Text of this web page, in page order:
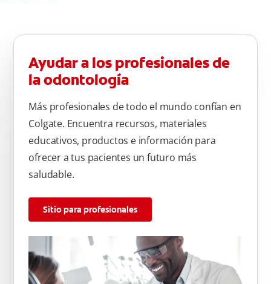
atrás, arriba y abajo, en la parte superior e inferior. No se
olvide de cepillar la lengua para quitar el mal olor causado
por las bacterias.
Ayudar a los profesionales de
la odontología
Más profesionales de todo el mundo confían en
Colgate. Encuentra recursos, materiales
educativos, productos e información para
ofrecer a tus pacientes un futuro más
saludable.
Sitio para profesionales